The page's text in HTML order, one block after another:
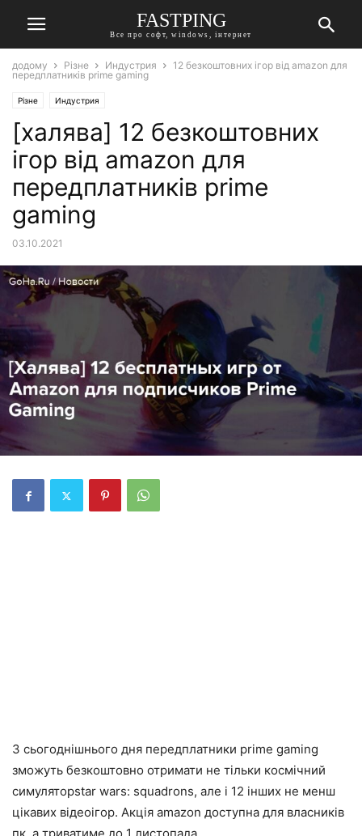
FASTPING
Все про софт, windows, інтернет
додому Різне Индустрия
12 безкоштовних ігор від amazon для
передплатників prime gaming
Різне Индустрия
[халява] 12 безкоштовних
ігор від amazon для
передплатників prime
gaming
03.10.2021
З сьогоднішнього дня передплатники prime gaming
зможуть безкоштовно отримати не тільки космічний
симуляторstar wars: squadrons, але і 12 інших не менш
цікавих відеоігор. Акція amazon доступна для власників
пк, а триватиме до 1 листопада.